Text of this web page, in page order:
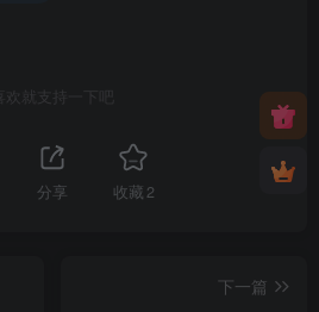
喜欢就支持一下吧
分享 收藏2
下一篇